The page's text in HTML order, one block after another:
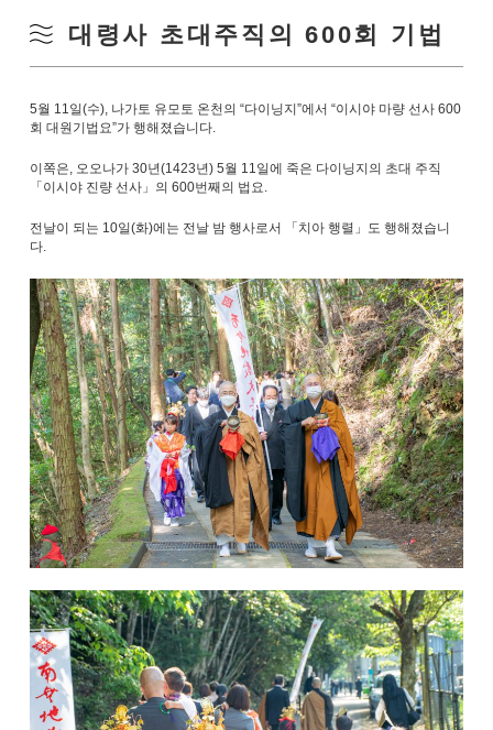
대령사 초대주직의 600회 기법
5월 11일(수), 나가토 유모토 온천의 “다이닝지”에서 “이시야 마량 선사 600
회 대원기법요”가 행해졌습니다.
이쪽은, 오오나가 30년(1423년) 5월 11일에 죽은 다이닝지의 초대 주직
「이시야 진량 선사」의 600번째의 법요.
전날이 되는 10일(화)에는 전날 밤 행사로서 「치아 행렬」도 행해졌습니
다.